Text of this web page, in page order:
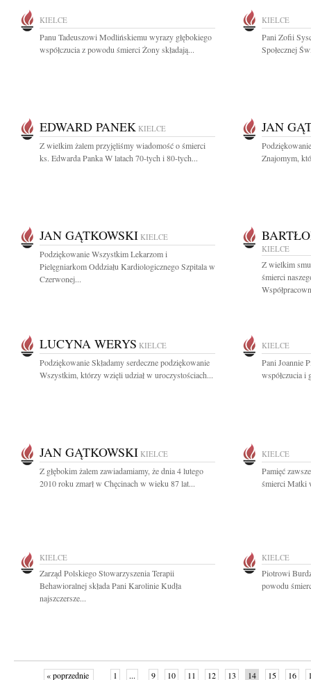
KIELCE
Panu Tadeuszowi Modlińskiemu wyrazy głębokiego
współczucia z powodu śmierci Żony składają...
KIELCE
Pani Zofii
Społecznej
EDWARD PANEK KIELCE
Z wielkim żalem przyjęliśmy wiadomość o śmierci
ks. Edwarda Panka W latach 70-tych i 80-tych...
JAN
Znajomym,
JAN GĄTKOWSKI KIELCE
Podziękowanie Wszystkim Lekarzom i
Pielęgniarkom Oddziału Kardiologicznego Szpitala w
Czerwonej...
KIELCE
Z wielkim
śmierci
LUCYNA WERYS KIELCE
Podziękowanie Składamy serdeczne podziękowanie
Wszystkim, którzy wzięli udział w uroczystościach...
KIELCE
Pani Joannie
współczucia i
JAN GĄTKOWSKI KIELCE
Z głębokim żalem zawiadamiamy, że dnia 4 lutego
2010 roku zmarł w Chęcinach w wieku 87 lat...
KIELCE
Pamięć
śmierci Matki
KIELCE
Zarząd Polskiego Stowarzyszenia Terapii
Behawioralnej składa Pani Karolinie Kudła
najszczersze...
KIELCE
Piotrowi
powodu
« poprzednie 1 ... 9 10 11 12 13 14 15 16